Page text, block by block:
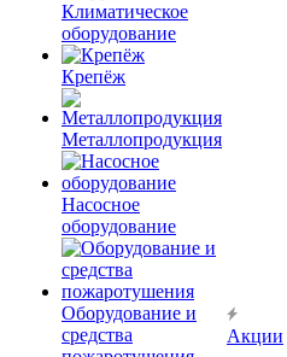
Климатическое
оборудование
Крепёж
Металлопродукция
Насосное
оборудование
Оборудование и
средства
Акции